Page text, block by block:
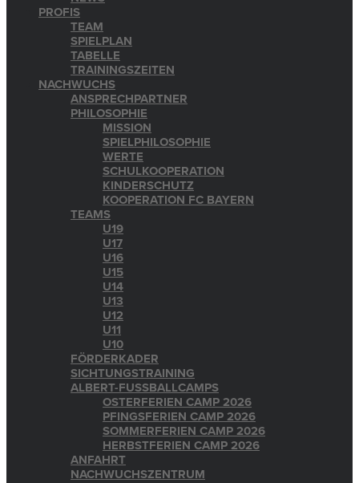
PROFIS
TEAM
SPIELPLAN
TABELLE
TRAININGSZEITEN
NACHWUCHS
ANSPRECHPARTNER
PHILOSOPHIE
MISSION
SPIELPHILOSOPHIE
WERTE
SCHULKOOPERATION
KINDERSCHUTZ
KOOPERATION FC BAYERN
TEAMS
U19
U17
U16
U15
U14
U13
U12
U11
U10
FÖRDERKADER
SICHTUNGSTRAINING
ALBERT-FUSSBALLCAMPS
OSTERFERIEN CAMP 2026
PFINGSFERIEN CAMP 2026
SOMMERFERIEN CAMP 2026
HERBSTFERIEN CAMP 2026
ANFAHRT
NACHWUCHSZENTRUM